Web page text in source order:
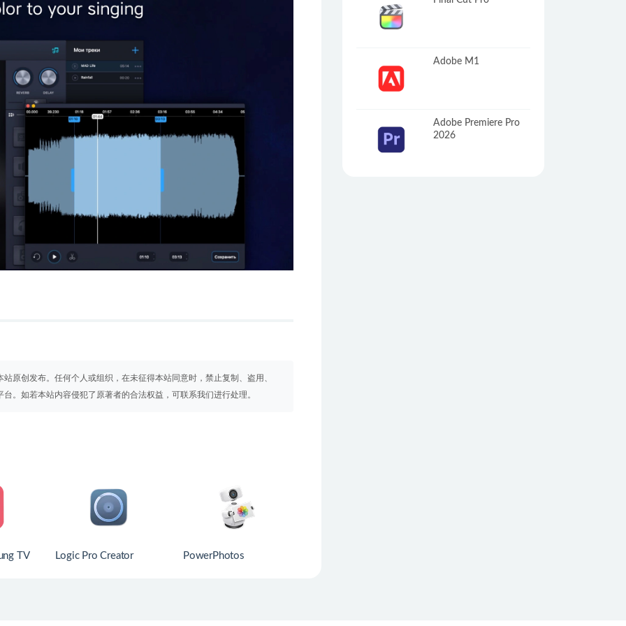
原创发布。任何个人或组织，在未征得本站同意时，禁止复制、盗用、
。如若本站内容侵犯了原著者的合法权益，可联系我们进行处理。
TV
Logic Pro Creator
PowerPhotos
Adobe M1
Adobe Premiere Pro
2026